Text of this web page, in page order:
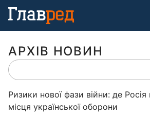
АРХІВ НОВИН
Ризики нової фази війни: де Росія
місця української оборони